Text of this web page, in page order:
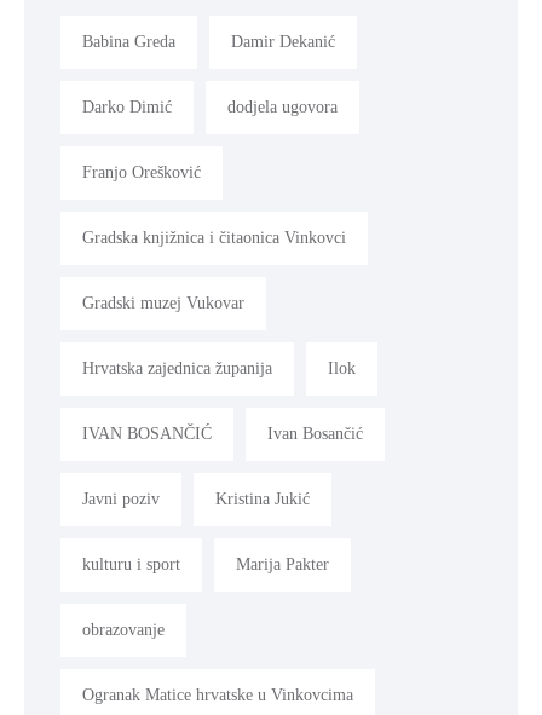
Babina Greda Damir Dekanić
Darko Dimić dodjela ugovora
Franjo Orešković
Gradska knjižnica i čitaonica Vinkovci
Gradski muzej Vukovar
Hrvatska zajednica županija Ilok
IVAN BOSANČIĆ Ivan Bosančić
Javni poziv Kristina Jukić
kulturu i sport Marija Pakter
obrazovanje
Ogranak Matice hrvatske u Vinkovcima